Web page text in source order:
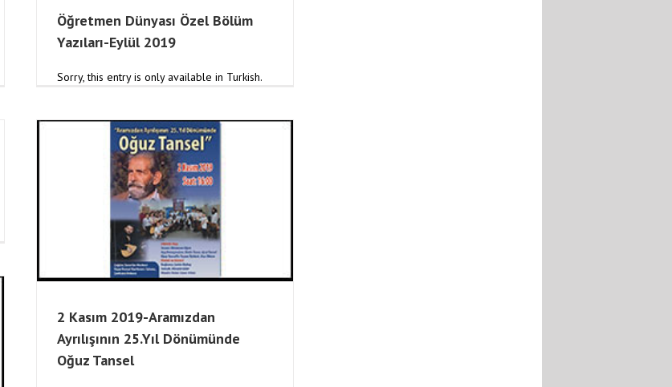
Öğretmen Dünyası Özel Bölüm
Yazıları-Eylül 2019
Sorry, this entry is only available in Turkish.
2 Kasım 2019-Aramızdan
Ayrılışının 25.Yıl Dönümünde
Oğuz Tansel